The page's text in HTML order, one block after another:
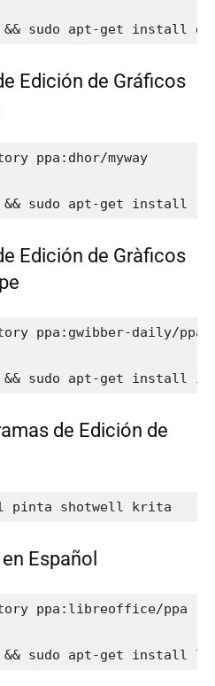
&& sudo apt-get install
Edición de Gráficos
ppa:dhor/myway
&& sudo apt-get install
Edición de Gràficos
ppa:gwibber-daily/ppa
&& sudo apt-get install
de Edición de
pinta shotwell krita
Español
ppa:libreoffice/ppa
&& sudo apt-get